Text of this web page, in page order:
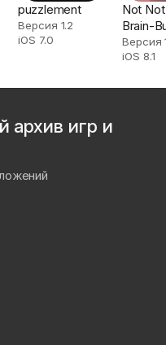
puzzlement
Версия 1.2
iOS 7.0
Not
Brain-
Версия
iOS 8.1
архив игр и